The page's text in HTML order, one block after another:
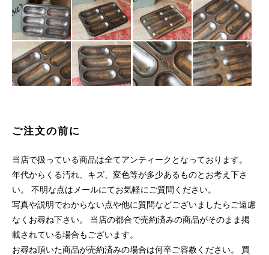
ご注文の前に
当店で扱っている商品は全てアンティークとなっております。
年代からくる汚れ、キズ、変色等が多少あるものとお考え下さ
い。 不明な点はメールにてお気軽にご質問ください。
写真や説明でわからない点や他に質問などございましたらご遠慮
なくお尋ね下さい。 当店の都合で売約済みの商品がそのまま掲
載されている場合もございます。
お尋ね頂いた商品が売約済みの場合は何卒ご容赦ください。 買